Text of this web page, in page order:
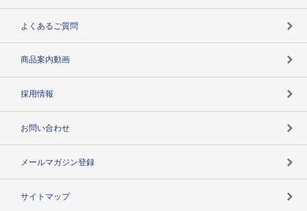
よくあるご質問
商品案内動画
採用情報
お問い合わせ
メールマガジン登録
サイトマップ